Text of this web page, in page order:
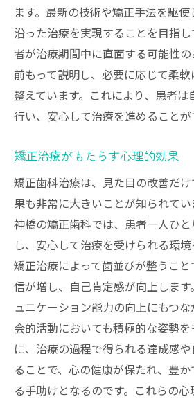
ます。最新の技術や矯正手法を駆
沿った治療を実現することを目指
者が治療期間中に直面する可能性
前もって説明し、必要に応じて柔
整えています。これにより、患者は
行い、安心して治療を進めることが
矯正治療がもたらす心理的効果
矯正歯科治療は、見た目の改善だ
果も非常に大きいことが知られて
神橋の矯正歯科では、患者一人ひ
し、安心して治療を受けられる環境
矯正治療によって歯並びが整うこ
信が増し、自己肯定感が向上しま
ュニケーション能力の向上にもつ
会的活動においても積極的な姿勢
に、治療の過程で得られる達成感
ることで、心の健康が保たれ、豊
る手助けとなるのです。これらの